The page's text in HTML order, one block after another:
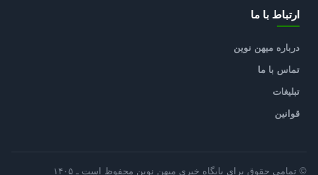
ارتباط با ما
درباره میهن نوین
تماس با ما
تبلیغات
قوانین
© تمامی حقوق برای پایگاه خبری میهن نوین محفوظ است ـ ۱۴۰۵